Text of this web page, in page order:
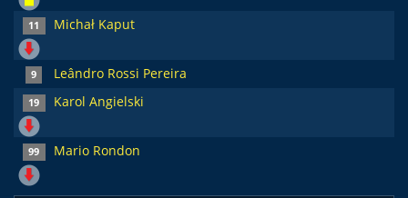
11 Michał Kaput
9 Leândro Rossi Pereira
19 Karol Angielski
99 Mario Rondon